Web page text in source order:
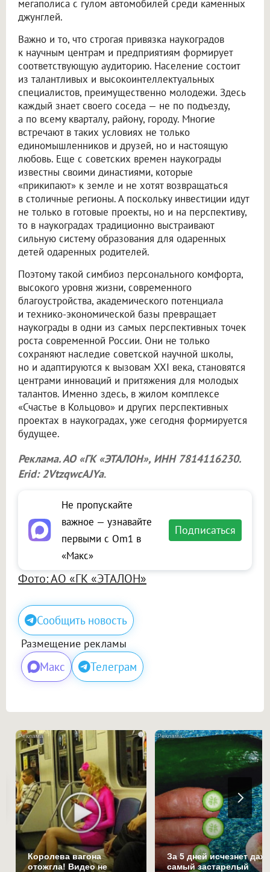
мегаполиса с гулом автомобилей среди каменных
джунглей.
Важно и то, что строгая привязка наукоградов
к научным центрам и предприятиям формирует
соответствующую аудиторию. Население состоит
из талантливых и высокоинтеллектуальных
специалистов, преимущественно молодежи. Здесь
каждый знает своего соседа — не по подъезду,
а по всему кварталу, району, городу. Многие
встречают в таких условиях не только
единомышленников и друзей, но и настоящую
любовь. Еще с советских времен наукограды
известны своими династиями, которые
«прикипают» к земле и не хотят возвращаться
в столичные регионы. А поскольку инвестиции идут
не только в готовые проекты, но и на перспективу,
то в наукоградах традиционно выстраивают
сильную систему образования для одаренных
детей одаренных родителей.
Поэтому такой симбиоз персонального комфорта,
высокого уровня жизни, современного
благоустройства, академического потенциала
и технико-экономической базы превращает
наукограды в одни из самых перспективных точек
роста современной России. Они не только
сохраняют наследие советской научной школы,
но и адаптируются к вызовам XXI века, становятся
центрами инноваций и притяжения для молодых
талантов. Именно здесь, в жилом комплексе
«Счастье в Кольцово» и других перспективных
проектах в наукоградах, уже сегодня формируется
будущее.
Реклама. АО «ГК «ЭТАЛОН», ИНН 7814116230.
Erid: 2VtzqwcAJYa.
Не пропускайте
важное — узнавайте
первыми с Om1 в
«Макс»
Подписаться
Фото: АО «ГК «ЭТАЛОН»
Сообщить новость
Размещение рекламы
Макс Телеграм
i
Королева вагона
отожгла! Видео не
За 5 дней исчезнет
самый застарелый